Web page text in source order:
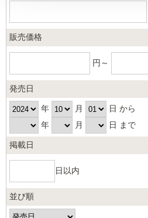
販売価格
円～
発売日
年 月
日 から
年
月 日 まで
掲載日
日以内
並び順